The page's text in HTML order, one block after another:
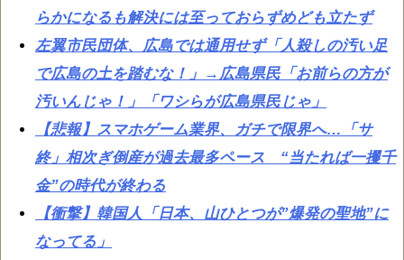
らかになるも解決には至っておらずめども立たず
左翼市民団体、広島では通用せず「人殺しの汚い足
で広島の土を踏むな！」→広島県民「お前らの方が
汚いんじゃ！」「ワシらが広島県民じゃ」
【悲報】スマホゲーム業界、ガチで限界へ…「サ
終」相次ぎ倒産が過去最多ペース “当たれば一攫千
金”の時代が終わる
【衝撃】韓国人「日本、山ひとつが”爆発の聖地”に
なってる」